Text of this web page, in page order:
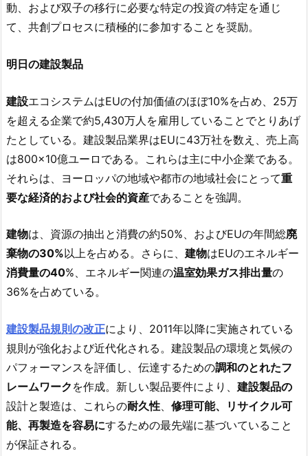
動、および双子の移行に必要な特定の投資の特定を通じ
て、共創プロセスに積極的に参加することを奨励。
明日の建設製品
建設エコシステムはEUの付加価値のほぼ10%を占め、25万
を超える企業で約5,430万人を雇用していることでとりあげ
たとしている。建設製品業界はEUに43万社を数え、売上高
は800×10億ユーロである。これらは主に中小企業である。
それらは、ヨーロッパの地域や都市の地域社会にとって重
要な経済的および社会的資産であることを強調。
建物は、資源の抽出と消費の約50%、およびEUの年間総廃
棄物の30%以上を占める。さらに、 建物はEUのエネルギー
消費量の40%、エネルギー関連の温室効果ガス排出量の
36%を占めている。
建設製品規則の改正により、2011年以降に実施されている
規則が強化および近代化される。建設製品の環境と気候の
パフォーマンスを評価し、伝達するための調和のとれたフ
レームワーク を作成。新しい製品要件により、 建設製品の
設計と製造は、これらの耐久性
修理可能、リサイクル可
能、再製造を容易にするための最先端に基づいていること
が保証される。